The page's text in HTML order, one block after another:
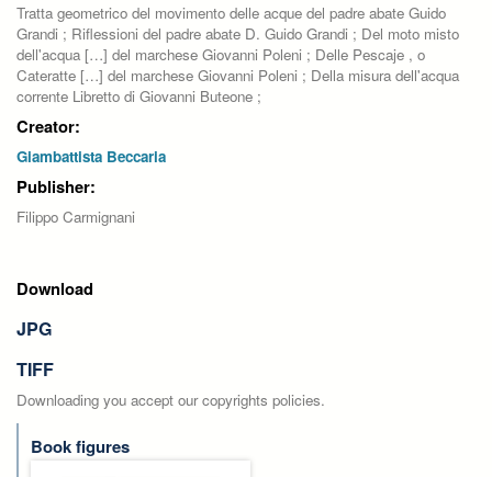
Tratta geometrico del movimento delle acque del padre abate Guido
Grandi ; Riflessioni del padre abate D. Guido Grandi ; Del moto misto
dell'acqua […] del marchese Giovanni Poleni ; Delle Pescaje , o
Cateratte […] del marchese Giovanni Poleni ; Della misura dell'acqua
corrente Libretto di Giovanni Buteone ;
Creator:
Giambattista Beccaria
Publisher:
Filippo Carmignani
Download
JPG
TIFF
Downloading you accept our copyrights policies.
Book figures